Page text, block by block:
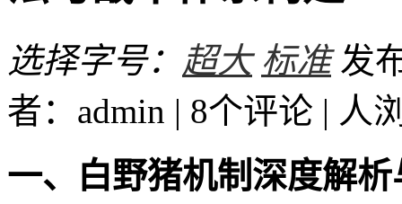
选择字号： 超大 标准 发
者：admin | 8个评论 | 人
一、白野猪机制深度解